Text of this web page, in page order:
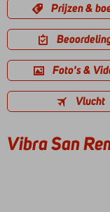
Prijzen &
Foto's &
Vlucht
Vibra San